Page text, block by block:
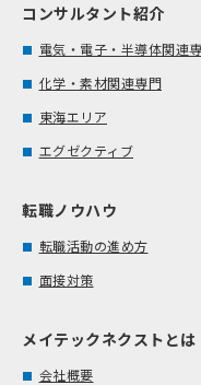
コンサルタント紹介
電気・電子・半導体関連
化学・素材関連専門
東海エリア
エグゼクティブ
転職ノウハウ
転職活動の進め方
面接対策
メイテックネクストとは
会社概要